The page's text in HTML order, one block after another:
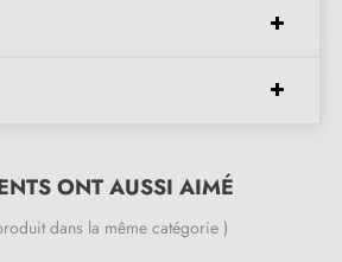
massif 100% Italien (garantie de la
lourde et pleine
de 24 mois
ONT AUSSI AIMÉ
dans la même catégorie )